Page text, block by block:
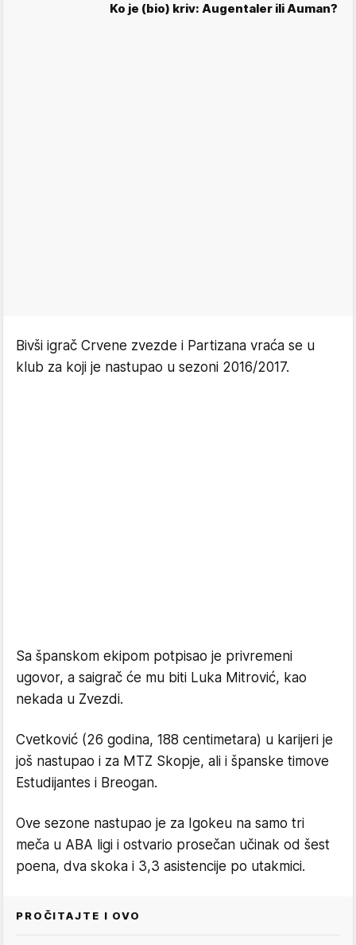
Ko je (bio) kriv: Augentaler ili Auman?
Bivši igrač Crvene zvezde i Partizana vraća se u
klub za koji je nastupao u sezoni 2016/2017.
Sa španskom ekipom potpisao je privremeni
ugovor, a saigrač će mu biti Luka Mitrović, kao
nekada u Zvezdi.
Cvetković (26 godina, 188 centimetara) u karijeri je
još nastupao i za MTZ Skopje, ali i španske timove
Estudijantes i Breogan.
Ove sezone nastupao je za Igokeu na samo tri
meča u ABA ligi i ostvario prosečan učinak od šest
poena, dva skoka i 3,3 asistencije po utakmici.
PROČITAJTE I OVO